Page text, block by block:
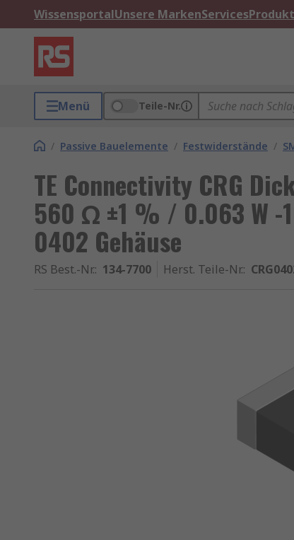
WissensportalUnsere MarkenServices
Menü Teile-Nr.
/ Passive Bauelemente / Festwiderstände /
TE Connectivity CRG
560 Ω ±1 % / 0.063 W -
0402 Gehäuse
RS Best.-Nr.: 134-7700 Herst. Teile-Nr.: